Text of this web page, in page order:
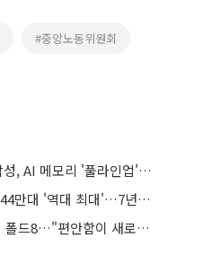
#중앙노동위원회
D램·낸드 모두 세계 1위…삼성, AI 메모리 '풀라인업'으로 승부
갤럭시 Z 폴드8, 사전판매 144만대 '역대 최대'…7년만에 갤노트10 기록 넘어
'여권'에서 영감 받은 갤럭시 폴드8…"편안함이 새로운 디자인 경쟁력"